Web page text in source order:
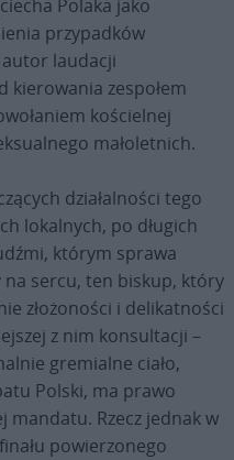
Polaka jako
przypadków
laudacji
kierowania zespołem
kościelnej
małoletnich.
działalności tego
lokalnych, po długich
którym sprawa
na sercu, ten biskup, który
złożoności i delikatności
z nim konsultacji –
gremialne ciało,
Polski, ma prawo
mandatu. Rzecz jednak w
powierzonego